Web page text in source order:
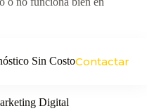
Sin CostoContactar
Digital